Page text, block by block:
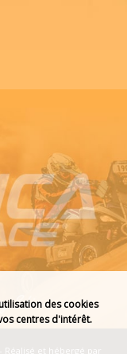
- Réalisé et hébergé par
des cookies
centres d'intérêt.